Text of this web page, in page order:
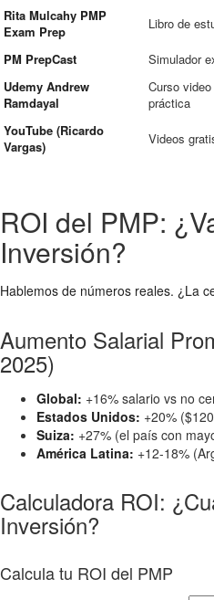
Rita Mulcahy PMP
Exam Prep
Libro de
PM PrepCast Simulador
Udemy Andrew
Ramdayal
Curso video
práctica
YouTube (Ricardo
Vargas)
Videos
ROI del PMP:
Inversión?
Hablemos de números reales. ¿La
Aumento Salarial
2025)
Global: +16% salario vs no
Estados Unidos: +20%
Suiza: +27% (el país con
América Latina: +12-18%
Calculadora ROI:
Inversión?
Calcula tu ROI del PMP